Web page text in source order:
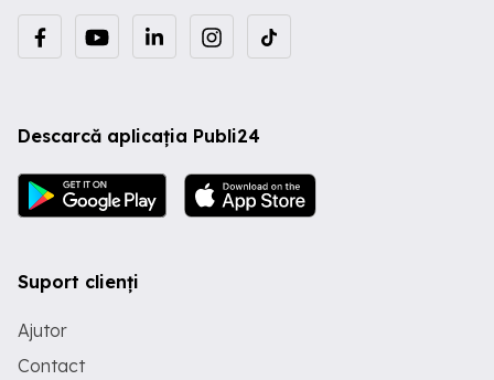
Descarcă aplicația Publi24
Suport clienți
Ajutor
Contact